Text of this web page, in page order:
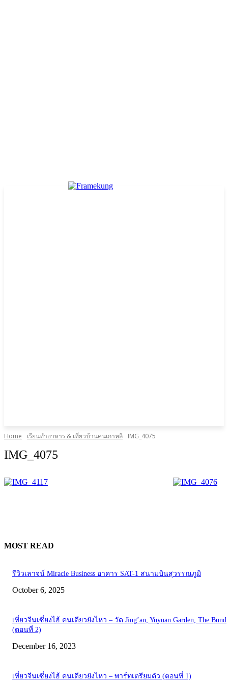
Home เรียนทำอาหาร & เที่ยวบ้านคนเกาหลี IMG_4075
IMG_4075
MOST READ
รีวิวเลาจน์ Miracle Business อาคาร SAT-1 สนามบินสุวรรณภูมิ
October 6, 2025
เที่ยวจีนเซี่ยงไฮ้ คนเดียวยังไหว – วัด Jing’an, Yuyuan Garden, The Bund
(ตอนที่ 2)
December 16, 2023
เที่ยวจีนเซี่ยงไฮ้ คนเดียวยังไหว – พาร์ทเตรียมตัว (ตอนที่ 1)